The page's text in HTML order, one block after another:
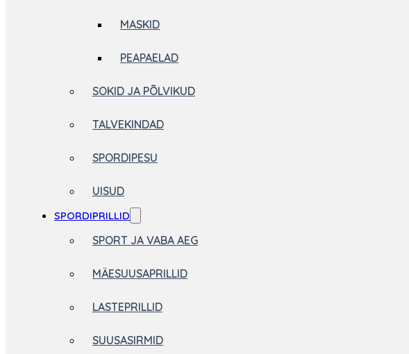
MASKID
PEAPAELAD
SOKID JA PÕLVIKUD
TALVEKINDAD
SPORDIPESU
UISUD
SPORDIPRILLID
SPORT JA VABA AEG
MÄESUUSAPRILLID
LASTEPRILLID
SUUSASIRMID